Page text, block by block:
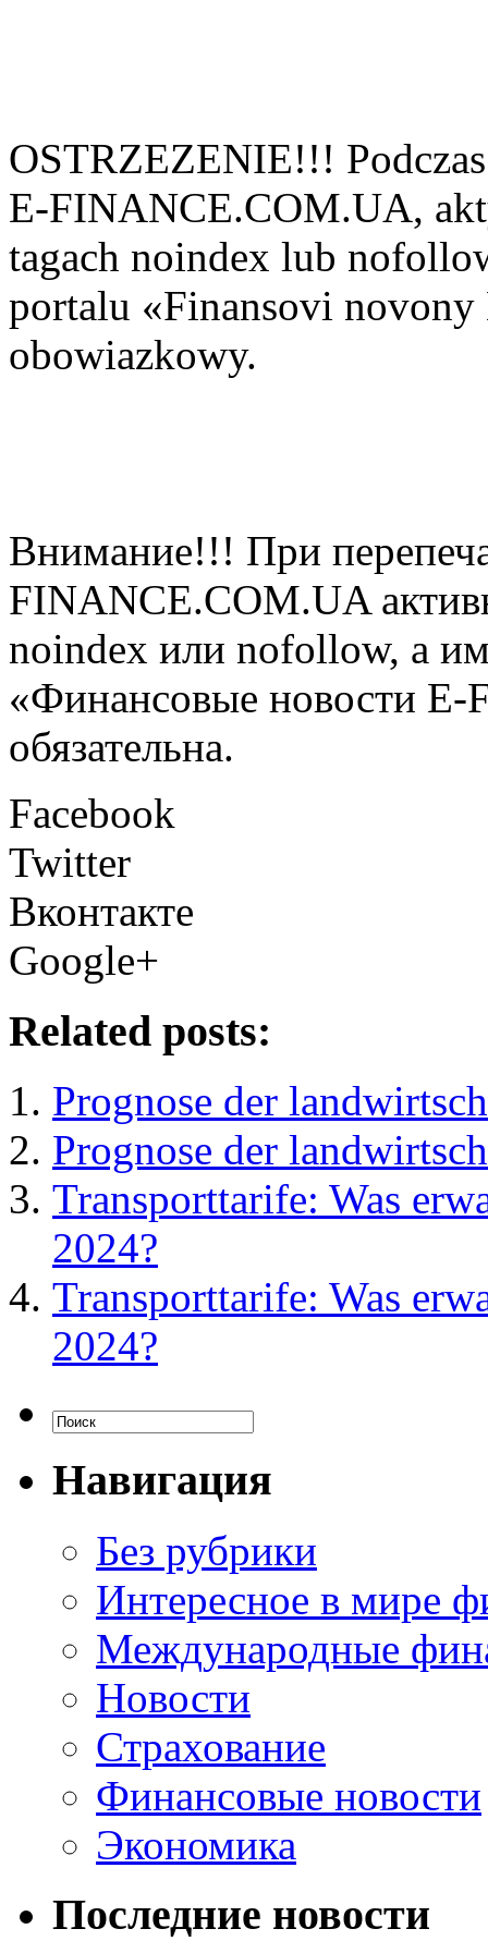
OSTRZEZENIE!!!
E-FINANCE.COM.UA,
tagach noindex lub
portalu «Finansovi
obowiazkowy.
Внимание!!! При
FINANCE.COM.UA
noindex или nofollow, а
«Финансовые новости
обязательна.
Facebook
Twitter
Вконтакте
Google+
Related posts:
Prognose der
Prognose der
Transporttarife: Was
2024?
Transporttarife: Was
2024?
Навигация
Без рубрики
Интересное в мире
Международные
Новости
Страхование
Финансовые новости
Экономика
Последние новости